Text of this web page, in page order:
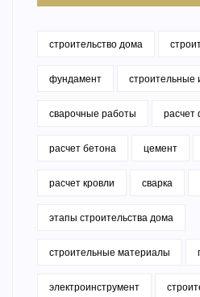
строительство дома
фундамент строительные
сварочные работы расчет
расчет бетона цемент
расчет кровли сварка
этапы строительства дома
строительные материалы
электроинструмент